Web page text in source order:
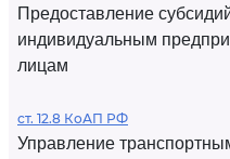
Предоставление
индивидуальным
лицам
ст. 12.8 КоАП РФ
Управление